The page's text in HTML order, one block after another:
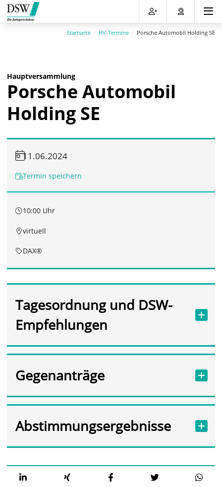
Direkt
zum
Inhalt
Direkt
zum
Hauptmenu
Direkt
zur
Suche
Direkt
zum
Footer
Startseite HV-Termine Porsche Automobil Holding SE
Hauptversammlung
Porsche Automobil
Holding SE
11.06.2024
Termin speichern
10:00 Uhr
virtuell
DAX®
Tagesordnung und DSW-
Empfehlungen
Gegenanträge
Abstimmungsergebnisse